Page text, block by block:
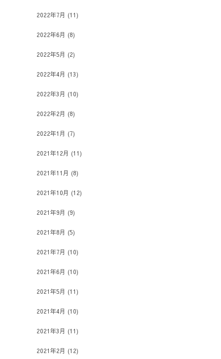
2022年7月 (11)
2022年6月 (8)
2022年5月 (2)
2022年4月 (13)
2022年3月 (10)
2022年2月 (8)
2022年1月 (7)
2021年12月 (11)
2021年11月 (8)
2021年10月 (12)
2021年9月 (9)
2021年8月 (5)
2021年7月 (10)
2021年6月 (10)
2021年5月 (11)
2021年4月 (10)
2021年3月 (11)
2021年2月 (12)